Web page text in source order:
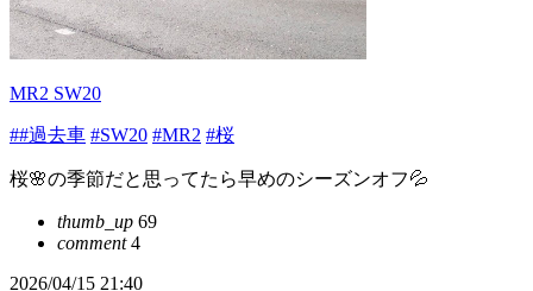
MR2 SW20
##過去車 #SW20 #MR2 #桜
桜🌸の季節だと思ってたら早めのシーズンオフ💦
thumb_up 69
comment4
2026/04/15 21:40